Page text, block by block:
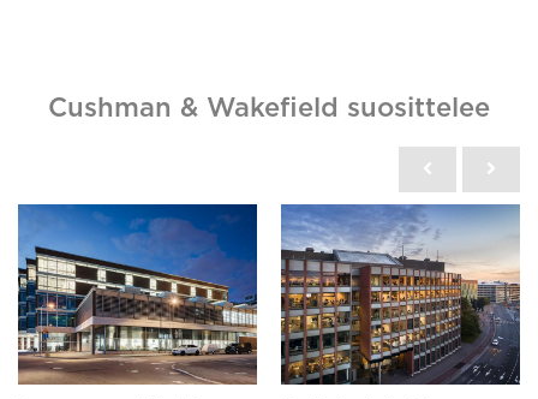
Cushman & Wakefield suosittelee